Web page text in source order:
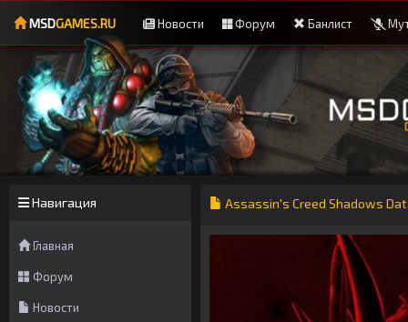
MSDGAMES.RU Новости Форум Банлист
Навигация
Главная
Форум
Новости
Assassin's Creed Shadows